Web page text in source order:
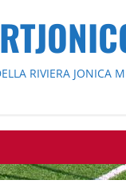
RIVIERA JONICA